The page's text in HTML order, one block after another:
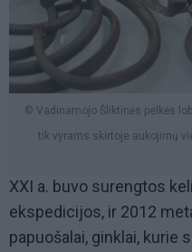
© Vadinamojo Šliktinės pelkės
tik vyrams skirtoje aukojimų
XXI a. buvo surengtos
ekspedicijos, ir 2012
papuošalai, ginklai, kurie